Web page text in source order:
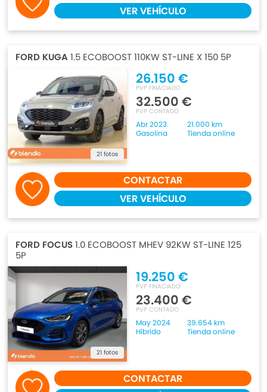
VER VEHÍCULO
FORD KUGA1.5 ECOBOOST 110KW ST-LINE X 150 5P
21 fotos
26.150 €
PVP FINACIADO
32.500 €
PVP CONTADO
Abr 2023
21.000 km
Gasolina
Tienda online
CONTACTAR
VER VEHÍCULO
FORD FOCUS1.0 ECOBOOST MHEV 92KW ST-LINE 125
5P
21 fotos
19.250 €
PVP FINACIADO
23.400 €
PVP CONTADO
May 2024
39.654 km
Híbrido
Tienda online
CONTACTAR